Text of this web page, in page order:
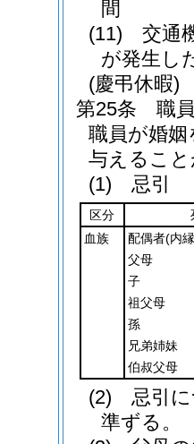
間
(11)
交通
が発生し
(慶弔休暇)
第25条
職
職員が婚
与えるこ
(1)
忌引
区分
血族
配偶者(内
父母
子
祖父母
孫
兄弟姉妹
伯叔父母
(2)
忌引
準ずる。